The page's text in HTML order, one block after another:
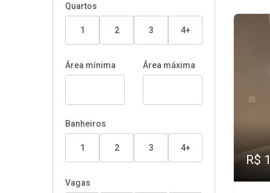
Quartos
1 2 3 4+
Área mínima Área máxima
Banheiros
1 2 3 4+
Vagas
R$